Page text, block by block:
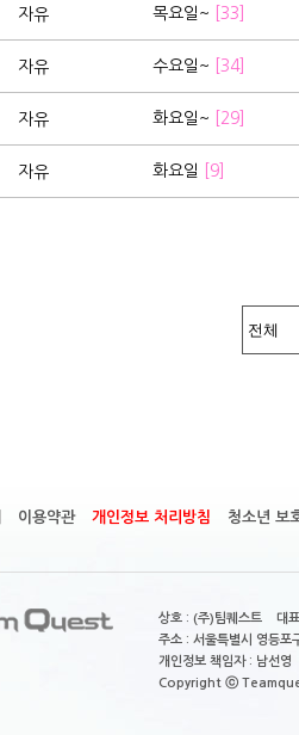
자유 목요일~ [33]
자유 수요일~ [34]
자유 화요일~ [29]
자유 화요일 [9]
이용약관 개인정보 처리방침 청소년 보
상호 : (주)팀퀘스트 대
주소 : 서울특별시 영등
개인정보 책임자 : 남
Copyright ⓒ